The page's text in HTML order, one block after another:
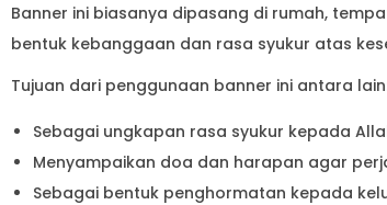
Banner ini biasanya dipasang di rumah,
bentuk kebanggaan dan rasa syukur atas
Tujuan dari penggunaan banner ini antara
Sebagai ungkapan rasa syukur kepada
Menyampaikan doa dan harapan agar
Sebagai bentuk penghormatan kepada